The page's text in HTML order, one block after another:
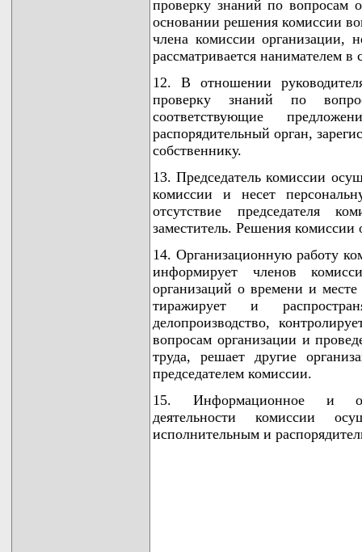
проверку знаний по вопросам
основании решения комиссии
члена комиссии организации,
рассматривается нанимателем в
12. В отношении
проверку знаний по
соответствующие
распорядительный орган,
собственнику.
13. Председатель комиссии
комиссии и несет
отсутствие председателя
заместитель. Решения
14. Организационную работу
информирует членов
организаций о времени и месте
тиражирует и
делопроизводство,
вопросам организации и
труда, решает другие
председателем комиссии.
15. Информационное и
деятельности комиссии
исполнительным и